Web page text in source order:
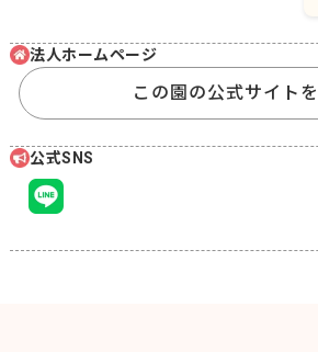
法人ホームページ
この園の公式サイト
公式SNS